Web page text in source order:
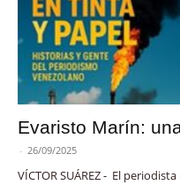
Evaristo Marín:
- 26/09/2025
VÍCTOR SUÁREZ - El